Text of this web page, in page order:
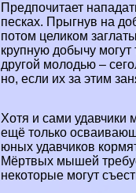
Предпочитает
песках. Прыгнув на
потом целиком
крупную добычу
другой молодью –
но, если их за этим
Хотя и сами удавчики
ещё только
юных удавчиков
Мёртвых мышей
некоторые могут